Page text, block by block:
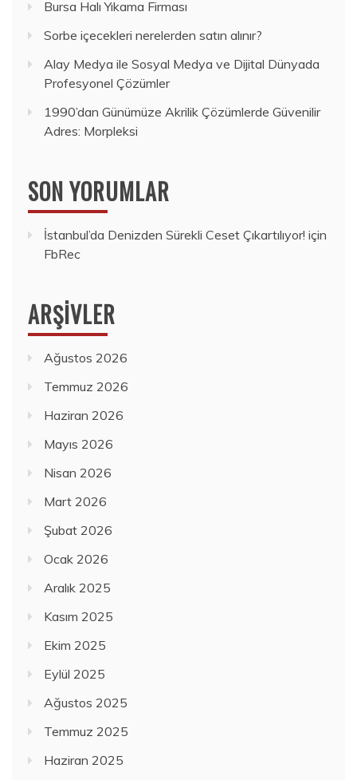
Bursa Halı Yıkama Firması
Sorbe içecekleri nerelerden satın alınır?
Alay Medya ile Sosyal Medya ve Dijital Dünyada
Profesyonel Çözümler
1990’dan Günümüze Akrilik Çözümlerde Güvenilir
Adres: Morpleksi
SON YORUMLAR
İstanbul’da Denizden Sürekli Ceset Çıkartılıyor! için
FbRec
ARŞIVLER
Ağustos 2026
Temmuz 2026
Haziran 2026
Mayıs 2026
Nisan 2026
Mart 2026
Şubat 2026
Ocak 2026
Aralık 2025
Kasım 2025
Ekim 2025
Eylül 2025
Ağustos 2025
Temmuz 2025
Haziran 2025